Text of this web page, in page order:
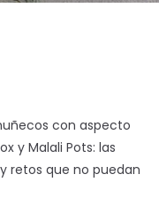
con aspecto
y Malali Pots: las
retos que no puedan